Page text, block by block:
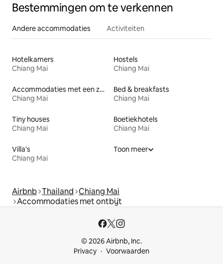
Bestemmingen om te verkennen
Andere accommodaties Activiteiten
Hotelkamers
Chiang Mai
Hostels
Chiang Mai
Accommodaties met een zwembad
Chiang Mai
Bed & breakfasts
Chiang Mai
Tiny houses
Chiang Mai
Boetiekhotels
Chiang Mai
Villa's
Chiang Mai
Toon meer
Airbnb Thailand Chiang Mai
Accommodaties met ontbijt
© 2026 Airbnb, Inc.
Privacy
Voorwaarden